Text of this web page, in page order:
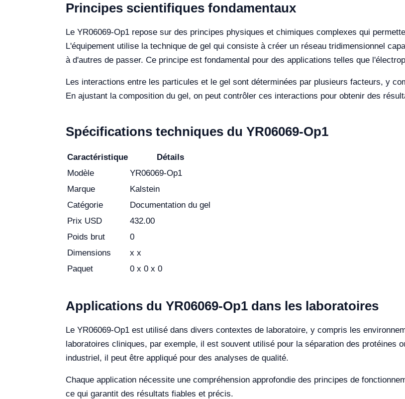
Principes scientifiques fondamentaux
Le YR06069-Op1 repose sur des principes physiques et chimiques complexes qui
L'équipement utilise la technique de gel qui consiste à créer un réseau tridimensionnel
à d'autres de passer. Ce principe est fondamental pour des applications telles que
Les interactions entre les particules et le gel sont déterminées par plusieurs facteurs, y
En ajustant la composition du gel, on peut contrôler ces interactions pour obtenir des
Spécifications techniques du YR06069-Op1
Caractéristique
Détails
Modèle
YR06069-Op1
Marque
Kalstein
Catégorie
Documentation du gel
Prix USD
432.00
Poids brut
0
Dimensions
x x
Paquet
0 x 0 x 0
Applications du YR06069-Op1 dans les laboratoires
Le YR06069-Op1 est utilisé dans divers contextes de laboratoire, y compris les
laboratoires cliniques, par exemple, il est souvent utilisé pour la séparation des protéines
industriel, il peut être appliqué pour des analyses de qualité.
Chaque application nécessite une compréhension approfondie des principes de
ce qui garantit des résultats fiables et précis.